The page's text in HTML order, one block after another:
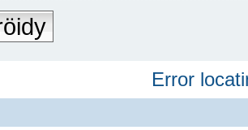
Error